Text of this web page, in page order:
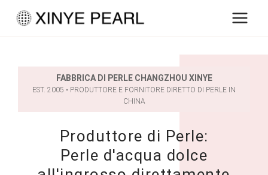
Salta
FABBRICA DI PERLE CHANGZHOU XINYE
EST. 2005 • PRODUTTORE E FORNITORE DIRETTO DI PERLE IN
CHINA
Produttore di Perle:
Perle d'acqua dolce